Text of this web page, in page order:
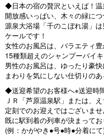
◆日本の宿の贅沢といえば！温
開放感いっぱい、木々の緑に
源泉大浴場「千のこぼれ湯」
ケールです！
女性のお風呂は、バラエティ
15種類超えのシャンプーバイ
男性のお風呂は、ゆったり豪
まわりを気にしない仕切りの
◆送迎希望のお客様へ※送迎時
ＪＲ「芦原温泉駅」または、
定刻でのお迎えではございませ
既に駅到着の列車が決まって
(例：かがやき●号●時●分着に